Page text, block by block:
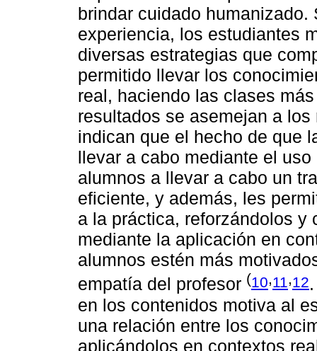
brindar cuidado
experiencia, los estudiantes
diversas estrategias que
permitido llevar los
real, haciendo las clases
resultados se asemejan a
indican que el hecho de que
llevar a cabo mediante el
alumnos a llevar a cabo un
eficiente, y además, les
a la práctica, reforzándolos y
mediante la aplicación en
alumnos estén más
empatía del profesor (10,11 ,12
en los contenidos motiva al
una relación entre los
aplicándolos en contextos